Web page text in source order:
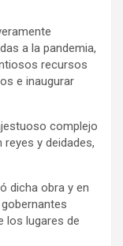
a la pandemia,
recursos
e inaugurar
complejo
y deidades,
dicha obra y en
los lugares de